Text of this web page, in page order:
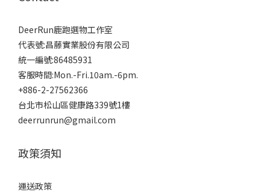
DeerRun鹿跑選物工作室
代表號:昌藤實業股份有限公司
統一編號:86485931
客服時間:Mon.-Fri.10am.-6pm.
+886-2-27562366
台北市松山區健康路339號1樓
deerrunrun@gmail.com
政策須知
運送政策